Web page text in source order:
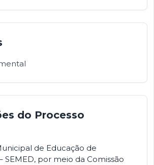
do Processo
de Educação de
SEMED, por meio da Comissão